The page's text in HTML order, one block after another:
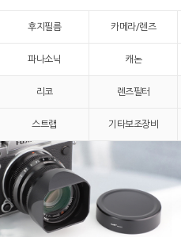
후지필름 카메라/렌즈
파나소닉 캐논
리코 렌즈필터
스트랩 기타보조장비